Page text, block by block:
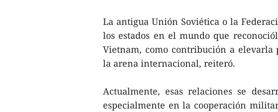
La antigua Unión Soviética o la
los estados en el mundo que
Vietnam, como contribución a
la arena internacional, reiteró.
Actualmente, esas relaciones se
especialmente en la cooperación